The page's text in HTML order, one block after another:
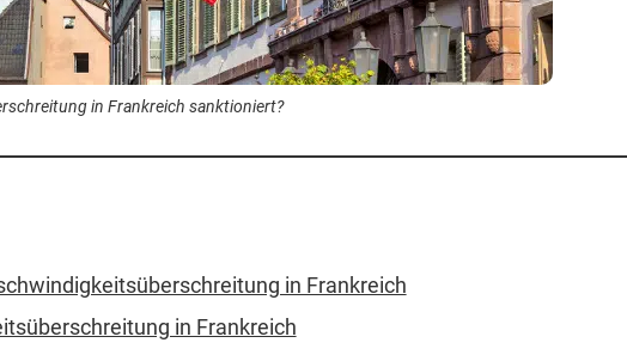
in Frankreich sanktioniert?
in Frankreich
in Frankreich